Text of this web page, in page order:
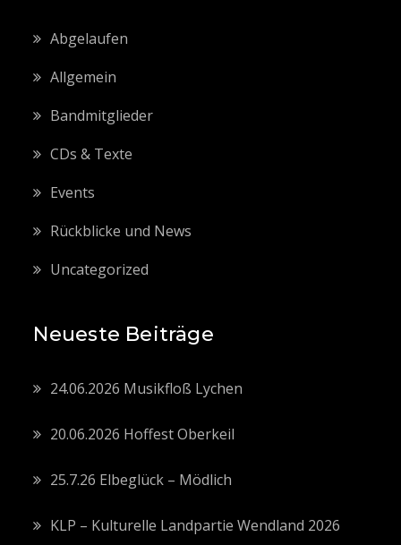
Abgelaufen
Allgemein
Bandmitglieder
CDs & Texte
Events
Rückblicke und News
Uncategorized
Neueste Beiträge
24.06.2026 Musikfloß Lychen
20.06.2026 Hoffest Oberkeil
25.7.26 Elbeglück – Mödlich
KLP – Kulturelle Landpartie Wendland 2026